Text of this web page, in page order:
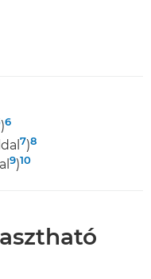
)6
7)8
9)10